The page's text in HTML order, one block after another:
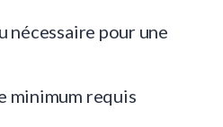
nécessaire pour une
minimum requis